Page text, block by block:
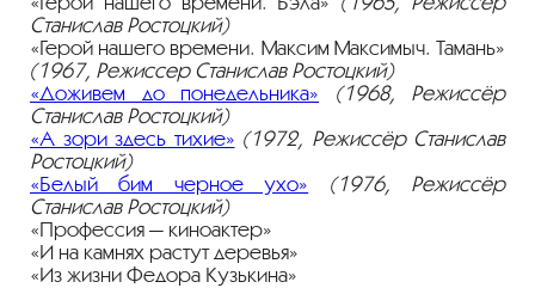
Станислав Ростоцкий)
«Герой нашего времени. Максим Максимыч. Тамань»
(1967, Режиссер Станислав Ростоцкий)
«Доживем до понедельника»
(1968, Режиссёр
Станислав Ростоцкий)
«А зори здесь тихие» (1972, Режиссёр Станислав
Ростоцкий)
«Белый бим черное ухо»
(1976, Режиссёр
Станислав Ростоцкий)
«Профессия — киноактер»
«И на камнях растут деревья»
«Из жизни Федора Кузькина»